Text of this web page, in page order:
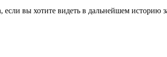
если вы хотите видеть в дальнейшем историю